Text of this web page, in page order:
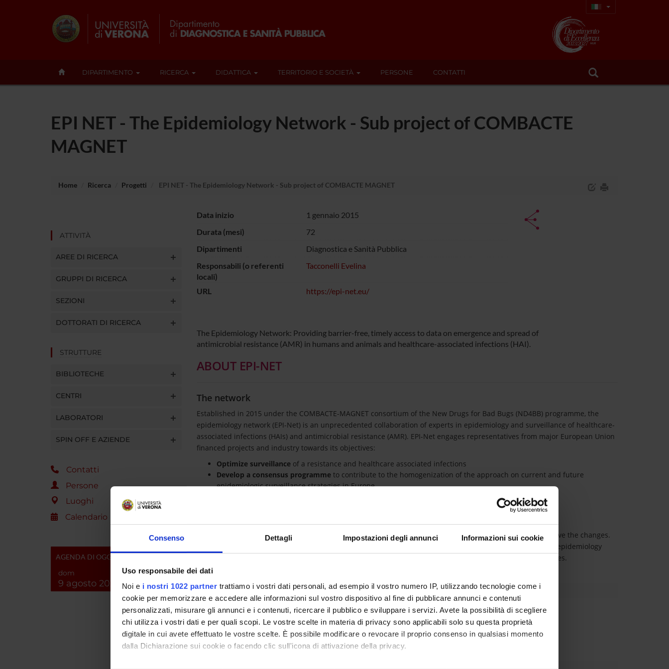
Consenso Dettagli Impostazioni degli annunci Informazioni sui cookie
Uso responsabile dei dati
Noi e i nostri 1022 partner trattiamo i vostri dati personali, ad esempio il vostro numero IP, utilizzando tecnologie come i
cookie per memorizzare e accedere alle informazioni sul vostro dispositivo al fine di pubblicare annunci e contenuti
personalizzati, misurare gli annunci e i contenuti, ricercare il pubblico e sviluppare i servizi. Avete la possibilità di scegliere
chi utilizza i vostri dati e per quali scopi. Le vostre scelte in materia di privacy sono applicabili solo su questa proprietà
digitale in cui avete effettuato le vostre scelte. È possibile modificare o revocare il proprio consenso in qualsiasi momento
dalla Dichiarazione sui cookie o facendo clic sull'icona di attivazione della privacy.
DIPARTIMENTO RICERCA DIDATTICA TERRITORIO E SOCIETÀ PERSONE CONTATTI
EPI NET - The Epidemiology Network - Sub project of COMBACTE
MAGNET
Home Ricerca Progetti EPI NET - The Epidemiology Network - Sub project of COMBACTE MAGNET
ATTIVITÀ
AREE DI RICERCA
GRUPPI DI RICERCA
SEZIONI
DOTTORATI DI RICERCA
STRUTTURE
BIBLIOTECHE
CENTRI
LABORATORI
SPIN OFF E AZIENDE
Contatti
Persone
Luoghi
Calendario
AGENDA DI OGGI
dom
9 agosto 2026
Data inizio
1 gennaio 2015
Durata (mesi)
72
Dipartimenti
Diagnostica e Sanità Pubblica
Responsabili (o referenti
locali)
Tacconelli Evelina
URL https://epi-net.eu/
The Epidemiology Network: Providing barrier-free, timely access to data on emergence and spread of
antimicrobial resistance (AMR) in humans and animals and healthcare-associated infections (HAI).
ABOUT EPI-NET
The network
Established in 2015 under the COMBACTE-MAGNET consortium of the New Drugs for Bad Bugs (ND4BB) programme, the
epidemiology network (EPI-Net) is an unprecedented collaboration of experts in epidemiology and surveillance of healthcare-
associated infections (HAIs) and antimicrobial resistance (AMR). EPI-Net engages representatives from major European Union
financed projects and industry towards its objectives:
Optimize surveillanceof a resistance and healthcare associated infections
Develop a consensus programmeto contribute to the homogenization of the approach on current and future
epidemiologic surveillance strategies in Europe
Support and guide R&D for new, effective antibiotics against antibiotic-resistant bacteria
The approaches of the network are rooted in research activities to create the evidence base necessary to drive the changes.
. An integral activity is collection and analysis of epidemiology
data from varied sources (external and internal stakeholders) as well as conduction of epidemiological studies.
ENTI FINANZIATORI:
Commissione Europea Finanziamento:assegnato e gestito da un ente esterno all'ateneo
Programma:EUROPA - Progetti Europei